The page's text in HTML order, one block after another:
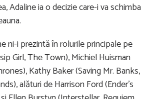
Adaline ia o decizie care-i va schimba
ni-i prezintă în rolurile principale pe
Girl, The Town), Michiel Huisman
Kathy Baker (Saving Mr. Banks,
alături de Harrison Ford (Ender’s